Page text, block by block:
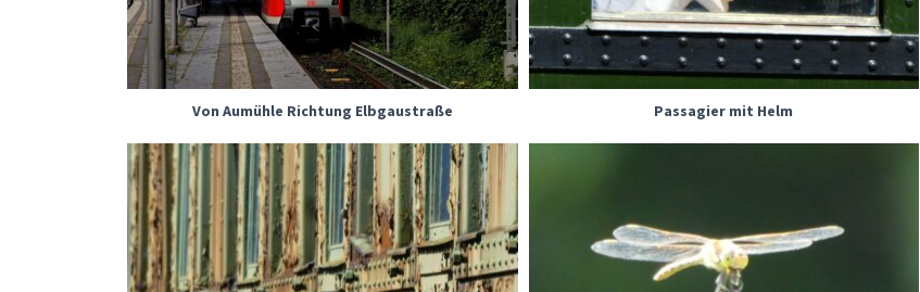
Von Aumühle Richtung Elbgaustraße Passagier mit Helm